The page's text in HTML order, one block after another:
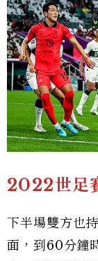
2022世足
下半場雙方也
面，到60分鐘